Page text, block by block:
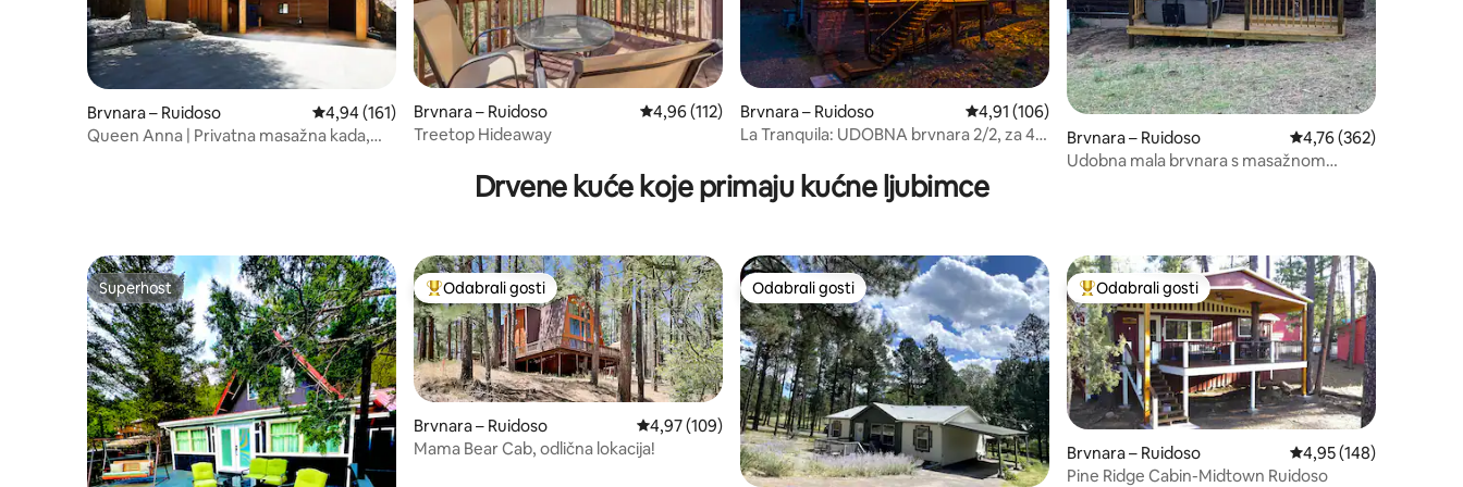
Brvnara – Ruidoso Prosječna ocjena: 4,94/5, recenzija: 161
4,94 (161)
Queen Anna | Privatna masažna kada,
Brvnara – Ruidoso Prosječna ocjena: 4,96/5, recenzija: 112
4,96 (112)
Treetop Hideaway
Brvnara – Ruidoso Prosječna ocjena: 4,91/5, recenzija: 106
4,91 (106)
La Tranquila: UDOBNA brvnara 2/2, za 4
Brvnara – Ruidoso Prosječna ocjena:
4,76 (362)
Udobna mala brvnara s masažnom
Drvene kuće koje primaju kućne ljubimce
Superhost
Superhost Među najviše rangiranima s oznakom „Odabrali gosti”
Odabrali gosti
Brvnara – Ruidoso Prosječna ocjena: 4,97/5, recenzija: 109
4,97 (109)
Mama Bear Cab, odlična lokacija!
Odabrali gosti
Odabrali gosti Među najviše rangiranima s oznakom „Odabrali gosti”
Odabrali gosti
Brvnara – Ruidoso Prosječna ocjena:
4,95 (148)
Pine Ridge Cabin-Midtown Ruidoso